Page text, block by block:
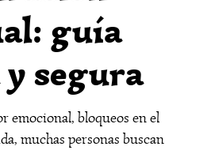
guía
segura
emocional, bloqueos en el
muchas personas buscan